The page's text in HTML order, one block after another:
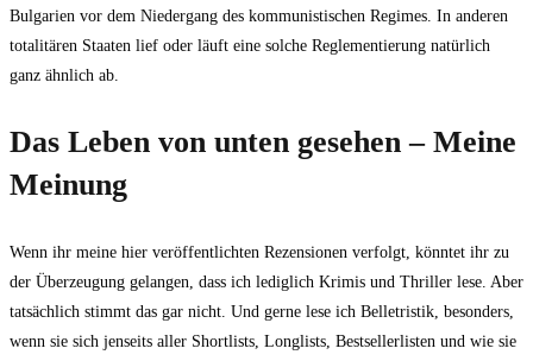
Bulgarien vor dem Niedergang des kommunistischen Regimes. In anderen
totalitären Staaten lief oder läuft eine solche Reglementierung natürlich
ganz ähnlich ab.
Das Leben von unten gesehen – Meine
Meinung
Wenn ihr meine hier veröffentlichten Rezensionen verfolgt, könntet ihr zu
der Überzeugung gelangen, dass ich lediglich Krimis und Thriller lese. Aber
tatsächlich stimmt das gar nicht. Und gerne lese ich Belletristik, besonders,
wenn sie sich jenseits aller Shortlists, Longlists, Bestsellerlisten und wie sie